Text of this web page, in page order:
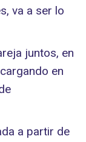
va a ser lo
juntos, en
en
a partir de